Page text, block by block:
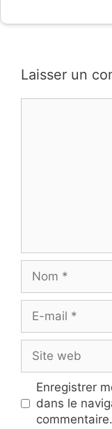
Laisser un
mail
web
Enregistrer
dans le
commentaire.